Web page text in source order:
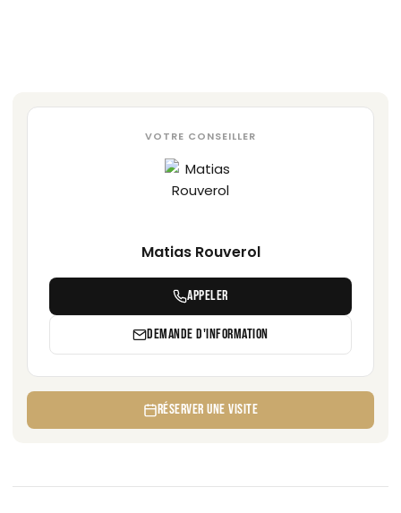
VOTRE CONSEILLER
Matias Rouverol
APPELER
DEMANDE D'INFORMATION
RÉSERVER UNE VISITE